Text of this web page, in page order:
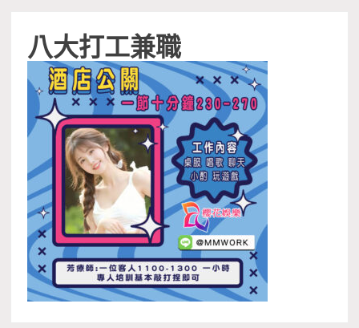
八大打工兼職